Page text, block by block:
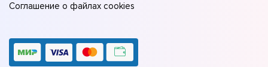
Соглашение о файлах cookies